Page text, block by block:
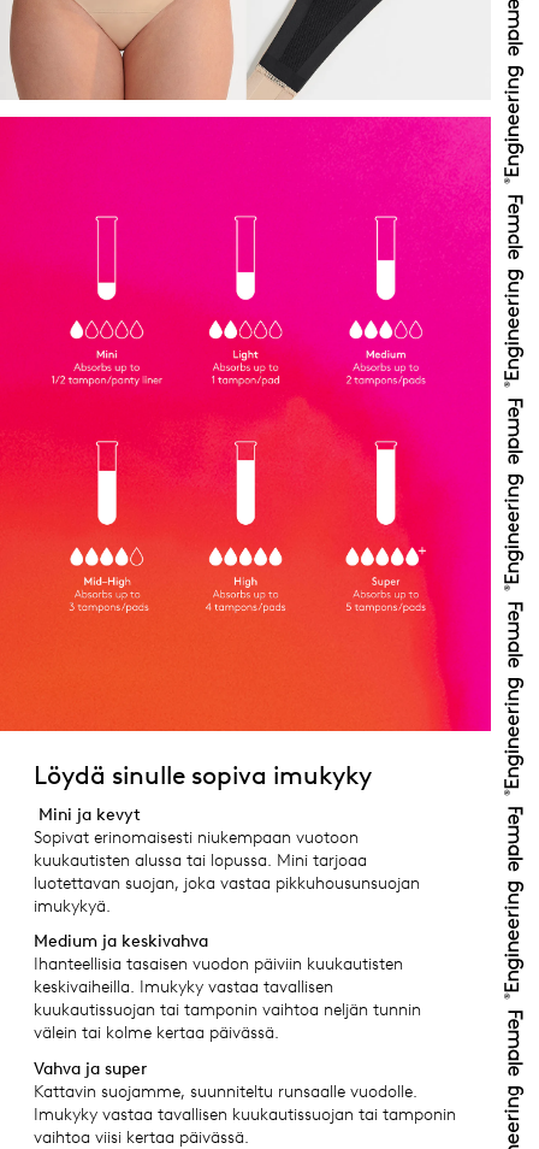
Löydä sinulle sopiva imukyky
Mini ja kevyt
Sopivat erinomaisesti niukempaan vuotoon
kuukautisten alussa tai lopussa. Mini tarjoaa
luotettavan suojan, joka vastaa pikkuhousunsuojan
imukykyä.
Medium ja keskivahva
Ihanteellisia tasaisen vuodon päiviin kuukautisten
keskivaiheilla. Imukyky vastaa tavallisen
kuukautissuojan tai tamponin vaihtoa neljän tunnin
välein tai kolme kertaa päivässä.
Vahva ja super
Kattavin suojamme, suunniteltu runsaalle vuodolle.
Imukyky vastaa tavallisen kuukautissuojan tai tamponin
vaihtoa viisi kertaa päivässä.